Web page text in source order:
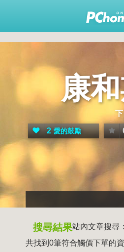
康
2 愛的鼓勵
搜尋結果站內文章搜尋
共找到0筆符合觸價下單的